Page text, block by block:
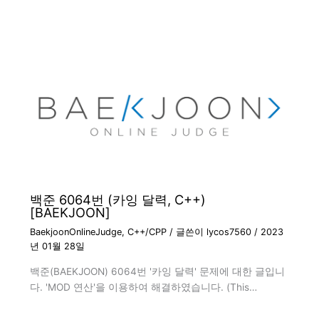
백준 6064번 (카잉 달력, C++)
[BAEKJOON]
BaekjoonOnlineJudge, C++/CPP/ 글쓴이 lycos7560 / 2023
년 01월 28일
백준(BAEKJOON) 6064번 '카잉 달력' 문제에 대한 글입니
다. 'MOD 연산'을 이용하여 해결하였습니다. (This…